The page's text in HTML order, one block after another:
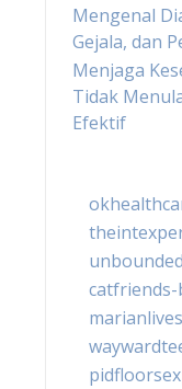
Mengenal
Gejala, dan
Menjaga
Tidak
Efektif